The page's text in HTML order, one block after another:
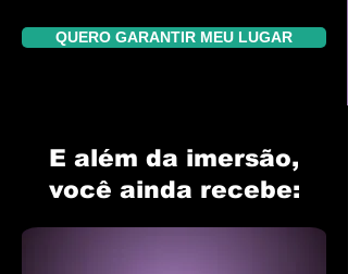
QUERO GARANTIR MEU LUGAR
E além da imersão,
você ainda recebe: